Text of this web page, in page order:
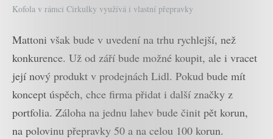
Kofola v rámci Cirkulky využívá i vlastní přepravky
Mattoni však bude v uvedení na trhu rychlejší, než
konkurence. Už od září bude možné koupit, ale i vracet
její nový produkt v prodejnách Lidl. Pokud bude mít
koncept úspěch, chce firma přidat i další značky z
portfolia. Záloha na jednu lahev bude činit pět korun,
na polovinu přepravky 50 a na celou 100 korun.